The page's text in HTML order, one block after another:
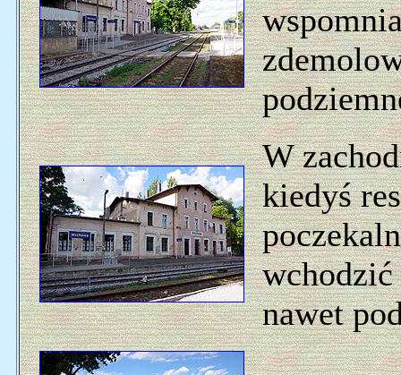
W
kiedyś
wchodzić
nawet